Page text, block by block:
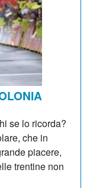
se lo ricorda?
che in
piacere,
trentine non